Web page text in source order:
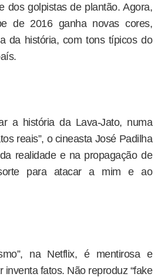
dos golpistas de plantão. Agora,
de 2016 ganha novas cores,
da história, com tons típicos do
a história da Lava-Jato, numa
reais”, o cineasta José Padilha
realidade e na propagação de
para atacar a mim e ao
na Netflix, é mentirosa e
inventa fatos. Não reproduz “fake